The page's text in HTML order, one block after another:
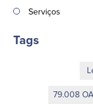
Serviços
Tags
79.008